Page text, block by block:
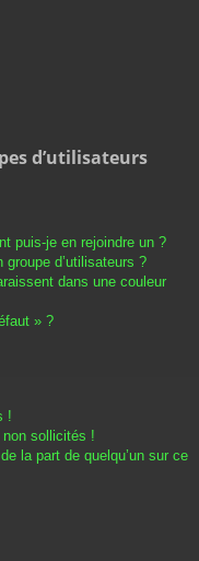
d’utilisateurs
puis-je en rejoindre un ?
groupe d’utilisateurs ?
dans une couleur
» ?
!
sollicités !
la part de quelqu’un sur ce